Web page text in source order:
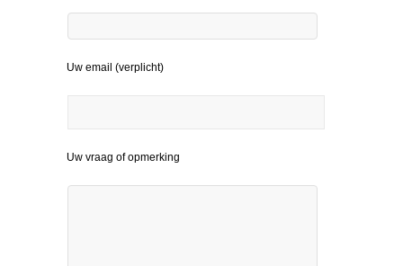
Uw email (verplicht)
Uw vraag of opmerking